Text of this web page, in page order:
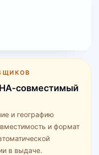
и географию
и формат
в выдаче.